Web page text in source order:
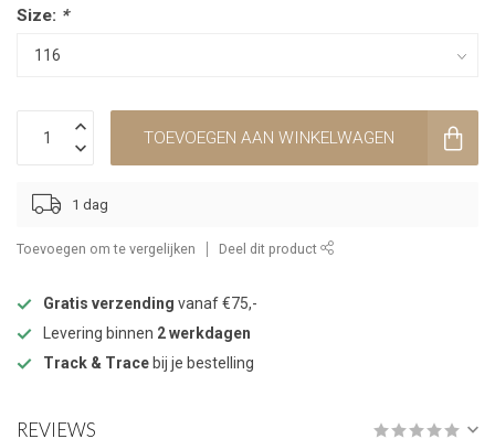
Size: *
TOEVOEGEN AAN WINKELWAGEN
1 dag
Toevoegen om te vergelijken Deel dit product
Gratis verzending vanaf €75,-
Levering binnen 2 werkdagen
Track & Trace bij je bestelling
REVIEWS